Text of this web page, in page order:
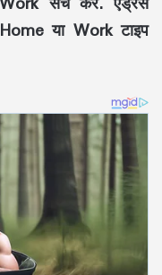
या Work टाइप